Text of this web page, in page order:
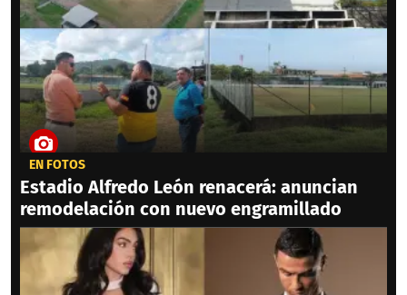
EN FOTOS
Estadio Alfredo León renacerá: anuncian
remodelación con nuevo engramillado